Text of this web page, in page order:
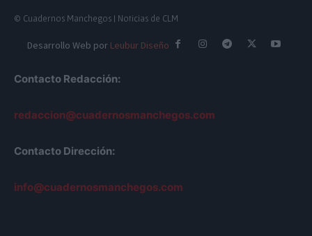
© Cuadernos Manchegos | Noticias de CLM
Desarrollo Web por Leubur Diseño
Contacto Redacción:
redaccion@cuadernosmanchegos.com
Contacto Dirección:
info@cuadernosmanchegos.com